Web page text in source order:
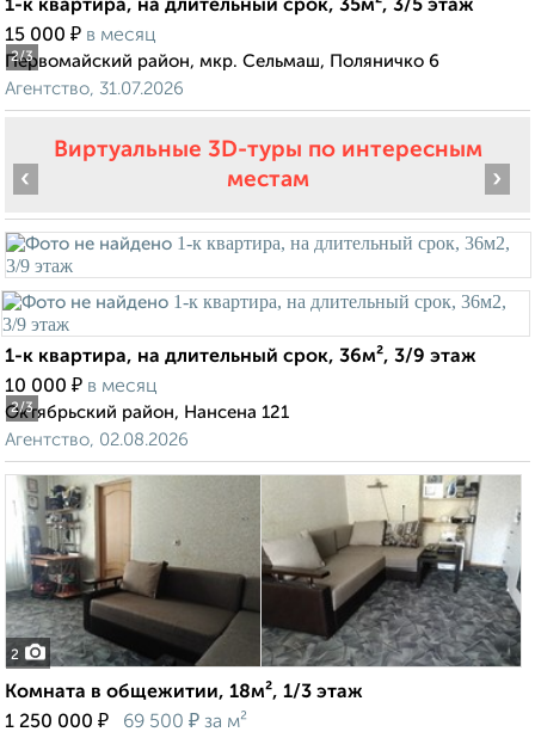
2/3
1-к квартира, на длительный срок, 35м², 3/5 этаж
15 000 ₽ в месяц
Первомайский район, мкр. Сельмаш, Поляничко 6
Агентство, 31.07.2026
Виртуальные 3D-туры по интересным
местам
2/3
‹ ›
1-к квартира, на длительный срок, 36м², 3/9 этаж
10 000 ₽ в месяц
Октябрьский район, Нансена 121
Агентство, 02.08.2026
2
Комната в общежитии, 18м², 1/3 этаж
1 250 000 ₽ 69 500 ₽ за м²